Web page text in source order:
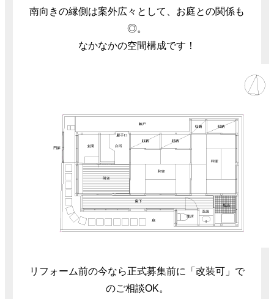
南向きの縁側は案外広々として、お庭との関係も
◎。
なかなかの空間構成です！
リフォーム前の今なら正式募集前に「改装可」で
のご相談OK。